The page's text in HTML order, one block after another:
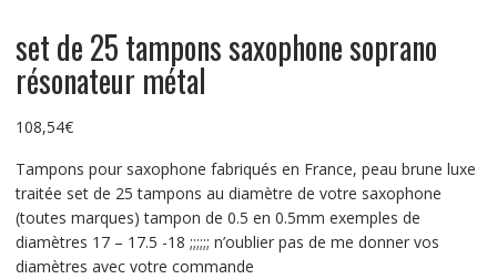
set de 25 tampons saxophone soprano
résonateur métal
108,54€
Tampons pour saxophone fabriqués en France, peau brune luxe
traitée set de 25 tampons au diamètre de votre saxophone
(toutes marques) tampon de 0.5 en 0.5mm exemples de
diamètres 17 – 17.5 -18 ;;;;;; n’oublier pas de me donner vos
diamètres avec votre commande